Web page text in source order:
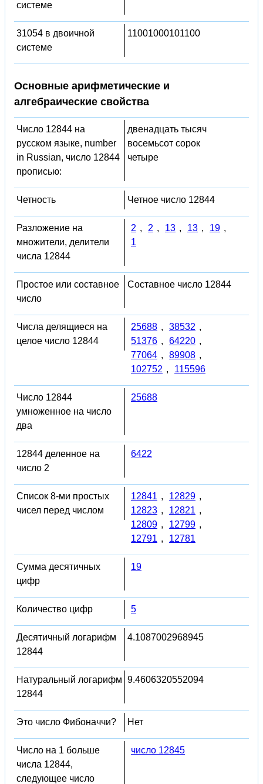
системе
31054 в двоичной
системе
11001000101100
Основные арифметические и
алгебраические свойства
Число 12844 на
русском языке, number
in Russian, число 12844
прописью:
двенадцать тысяч
восемьсот сорок
четыре
Четность Четное число 12844
Разложение на
множители, делители
числа 12844
2 , 2 , 13 , 13 , 19 ,
1
Простое или составное
число
Составное число 12844
Числа делящиеся на
целое число 12844
25688 , 38532 ,
51376 , 64220 ,
77064 , 89908 ,
102752 , 115596
Число 12844
умноженное на число
два
25688
12844 деленное на
число 2
6422
Список 8-ми простых
чисел перед числом
12841 , 12829 ,
12823 , 12821 ,
12809 , 12799 ,
12791 , 12781
Сумма десятичных
цифр
19
Количество цифр 5
Десятичный логарифм
12844
4.1087002968945
Натуральный логарифм
12844
9.4606320552094
Это число Фибоначчи? Нет
Число на 1 больше
числа 12844,
следующее число
число 12845